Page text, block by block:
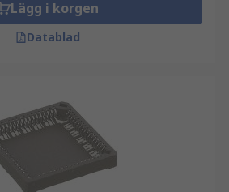
Lägg i korgen
Datablad